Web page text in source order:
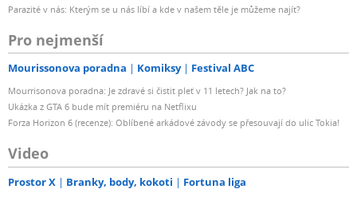
Parazité v nás: Kterým se u nás líbí a kde v našem těle je můžeme najít?
Pro nejmenší
Mourissonova poradna Komiksy Festival ABC
Mourrisonova poradna: Je zdravé si čistit pleť v 11 letech? Jak na to?
Ukázka z GTA 6 bude mít premiéru na Netflixu
Forza Horizon 6 (recenze): Oblíbené arkádové závody se přesouvají do ulic Tokia!
Video
Prostor X Branky, body, kokoti Fortuna liga